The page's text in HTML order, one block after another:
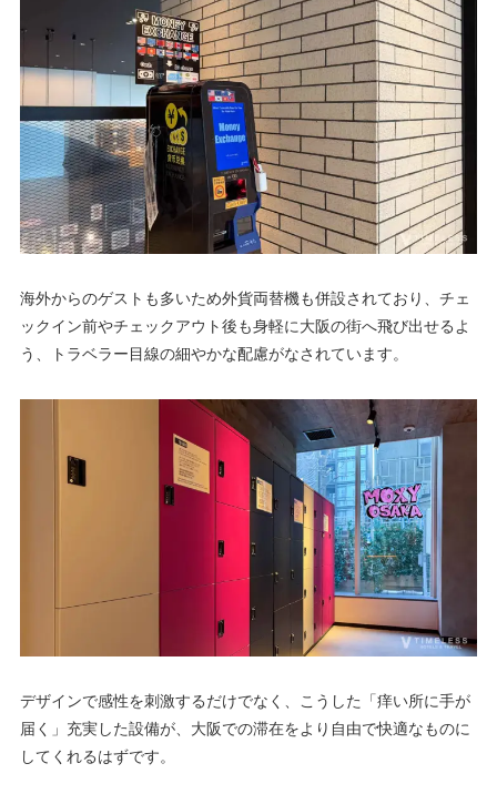
海外からのゲストも多いため外貨両替機も併設されており、チェ
ックイン前やチェックアウト後も身軽に大阪の街へ飛び出せるよ
う、トラベラー目線の細やかな配慮がなされています。
デザインで感性を刺激するだけでなく、こうした「痒い所に手が
届く」充実した設備が、大阪での滞在をより自由で快適なものに
してくれるはずです。